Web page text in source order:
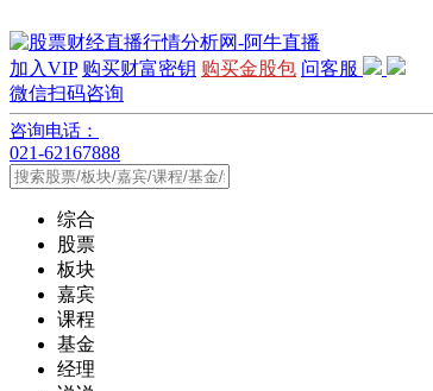
加入VIP 购买财富密钥 购买金股包 问客服
微信扫码咨询
咨询电话：
021-62167888
综合
股票
板块
嘉宾
课程
基金
经理